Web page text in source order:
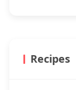
Recipes